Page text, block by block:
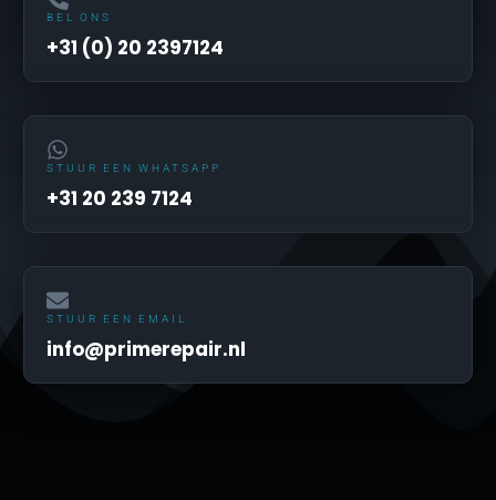
BEL ONS
+31 (0) 20 2397124
STUUR EEN WHATSAPP
+31 20 239 7124
STUUR EEN EMAIL
info@primerepair.nl